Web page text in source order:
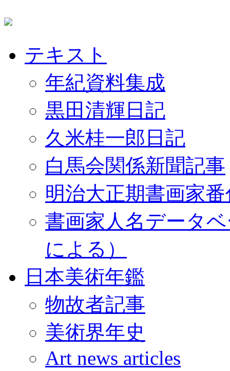
テキスト
年紀資料集成
黒田清輝日記
久米桂一郎日記
白馬会関係新聞記事
明治大正期書画家
書画家人名データ
による）
日本美術年鑑
物故者記事
美術界年史
Art news articles